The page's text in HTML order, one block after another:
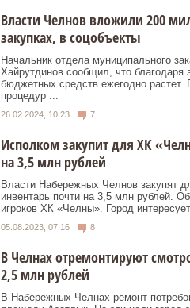
Власти Челнов вложили 200
закупках, в соцобъекты
Начальник отдела муниципального
Хайрутдинов сообщил, что благодаря
бюджетных средств ежегодно растет.
процедур ...
26.02.2024, 10:23 7
Исполком закупит для ХК
на 3,5 млн рублей
Власти Набережных Челнов закупят
инвентарь почти на 3,5 млн рублей.
игроков ХК «Челны». Город
05.08.2023, 07:16 8
В Челнах отремонтируют
2,5 млн рублей
В Набережных Челнах ремонт